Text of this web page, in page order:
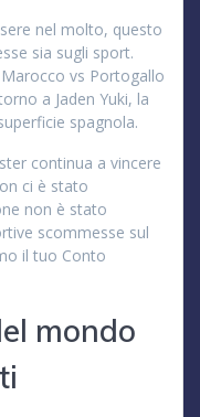
nel molto, questo
sia sugli sport.
vs Portogallo
a Jaden Yuki, la
spagnola.
continua a vincere
ci è stato
non è stato
scommesse sul
il tuo Conto
mondo